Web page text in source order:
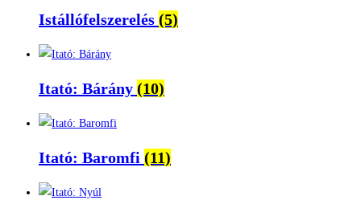
Istállófelszerelés (5)
Itató: Bárány (10)
Itató: Baromfi (11)